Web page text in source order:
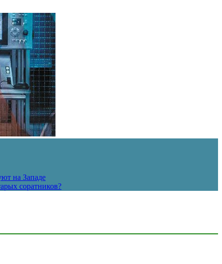
на Западе
соратников?